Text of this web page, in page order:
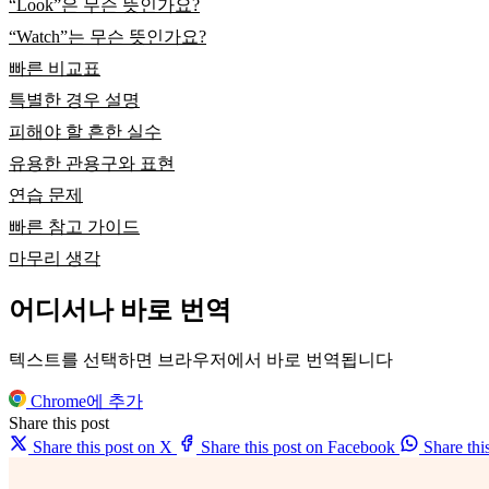
“Look”은 무슨 뜻인가요?
“Watch”는 무슨 뜻인가요?
빠른 비교표
특별한 경우 설명
피해야 할 흔한 실수
유용한 관용구와 표현
연습 문제
빠른 참고 가이드
마무리 생각
어디서나 바로 번역
텍스트를 선택하면 브라우저에서 바로 번역됩니다
Chrome에 추가
Share this post
Share this post on X
Share this post on Facebook Share